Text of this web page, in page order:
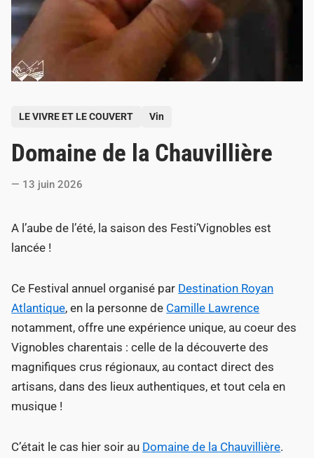
i
n
LE VIVRE ET LE COUVERT Vin
Domaine de la Chauvillière
13 juin 2026
A l’aube de l’été, la saison des Festi’Vignobles est
lancée !
Ce Festival annuel organisé par Destination Royan
Atlantique, en la personne de Camille Lawrence
notamment, offre une expérience unique, au coeur des
Vignobles charentais : celle de la découverte des
magnifiques crus régionaux, au contact direct des
artisans, dans des lieux authentiques, et tout cela en
musique !
C’était le cas hier soir au Domaine de la Chauvillière.